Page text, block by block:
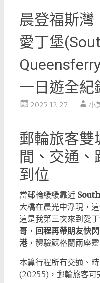
晨登福斯灣
愛丁堡
一日遊全紀
2025-12-27 小
郵輪旅客雙
間、交通、
到位
當郵輪緩緩靠近
大橋在晨光中浮現，
這是我第三次來到愛
哥， 回程再帶朋友快
港，體驗蘇格蘭兩座靈
本篇行程所有交通、
(2025.5)，郵輪旅客可